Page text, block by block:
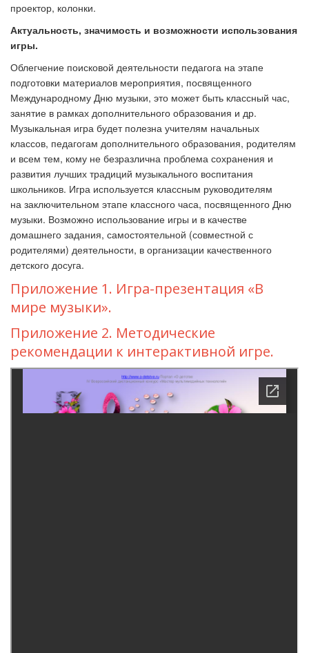
проектор, колонки.
Актуальность, значимость и возможности использования
игры.
Облегчение поисковой деятельности педагога на этапе
подготовки материалов мероприятия, посвященного
Международному Дню музыки, это может быть классный час,
занятие в рамках дополнительного образования и др.
Музыкальная игра будет полезна учителям начальных
классов, педагогам дополнительного образования, родителям
и всем тем, кому не безразлична проблема сохранения и
развития лучших традиций музыкального воспитания
школьников. Игра используется классным руководителям
на заключительном этапе классного часа, посвященного Дню
музыки. Возможно использование игры и в качестве
домашнего задания, самостоятельной (совместной с
родителями) деятельности, в организации качественного
детского досуга.
Приложение 1. Игра-презентация «В
мире музыки».
Приложение 2. Методические
рекомендации к интерактивной игре.